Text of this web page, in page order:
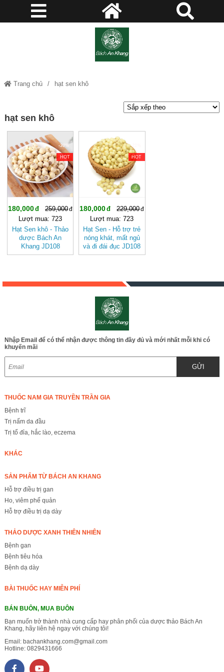
Trang chủ hạt sen khô
hạt sen khô
-30%
HOT
180,000
259,000
Lượt mua: 723
Hạt Sen khô - Thảo
dược Bách An
Khang JD108
-21%
HOT
180,000
229,000
Lượt mua: 723
Hạt Sen - Hỗ trợ trẻ
nóng khát, mất ngủ
và đi đái đục JD108
Nhập Email để có thể nhận được thông tin đầy đủ và mới nhất mỗi khi có
khuyến mãi
GỬI
THUỐC NAM GIA TRUYỀN TRẦN GIA
Bệnh trĩ
Trị nấm da đầu
Trị tổ đỉa, hắc lào, eczema
KHÁC
SẢN PHẨM TỪ BÁCH AN KHANG
Hỗ trợ điều trị gan
Ho, viêm phế quản
Hỗ trợ điều trị dạ dày
THẢO DƯỢC XANH THIÊN NHIÊN
Bệnh gan
Bệnh tiêu hóa
Bệnh dạ dày
BÀI THUỐC HAY MIỄN PHÍ
BÁN BUÔN, MUA BUÔN
Bạn muốn trở thành nhà cung cấp hay phân phối của dược thảo Bách An
Khang, hãy liên hệ ngay với chúng tôi!
Email: bachankhang.com@gmail.com
Hotline: 0829431666